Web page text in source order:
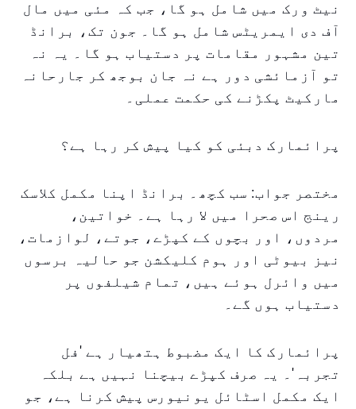
نیٹ ورک میں شامل ہو گا، جب کہ مئی میں مال
آف دی ایمریٹس شامل ہو گا۔ جون تک، برانڈ
تین مشہور مقامات پر دستیاب ہو گا۔ یہ نہ
تو آزمائشی دور ہے نہ جان بوجھ کر جارحانہ
مارکیٹ پکڑنے کی حکمت عملی۔
پرائمارک دبئی کو کیا پیش کر رہا ہے؟
مختصر جواب: سب کچھ۔ برانڈ اپنا مکمل کلاسک
رینج اس صحرا میں لا رہا ہے۔ خواتین،
مردوں، اور بچوں کے کپڑے، جوتے، لوازمات،
نیز بیوٹی اور ہوم کلیکشن جو حالیہ برسوں
میں وائرل ہوئے ہیں، تمام شیلفوں پر
دستیاب ہوں گے۔
پرائمارک کا ایک مضبوط ہتھیار ہے 'فل
تجربہ'۔ یہ صرف کپڑے بیچنا نہیں ہے بلکہ
ایک مکمل اسٹائل یونیورس پیش کرنا ہے، جو